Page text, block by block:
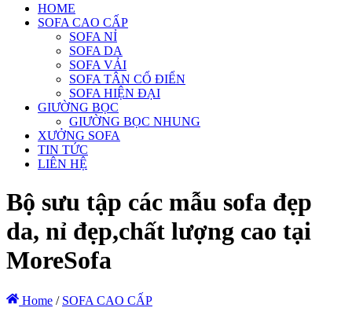
HOME
SOFA CAO CẤP
SOFA NỈ
SOFA DA
SOFA VẢI
SOFA TÂN CỔ ĐIỂN
SOFA HIỆN ĐẠI
GIƯỜNG BỌC
GIƯỜNG BỌC NHUNG
XƯỞNG SOFA
TIN TỨC
LIÊN HỆ
Bộ sưu tập các mẫu sofa đẹp
da, nỉ đẹp,chất lượng cao tại
MoreSofa
Home / SOFA CAO CẤP